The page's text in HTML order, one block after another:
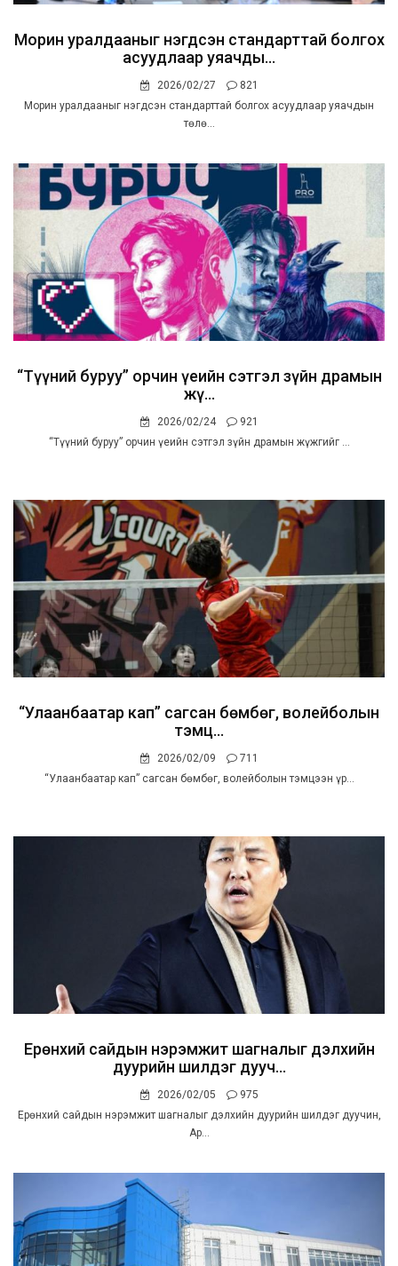
Морин уралдааныг нэгдсэн стандарттай болгох
асуудлаар уяачды...
2026/02/27
821
Морин уралдааныг нэгдсэн стандарттай болгох асуудлаар уяачдын
төлө...
“Түүний буруу” орчин үеийн сэтгэл зүйн драмын
жү...
2026/02/24
921
“Түүний буруу” орчин үеийн сэтгэл зүйн драмын жүжгийг ...
“Улаанбаатар кап” сагсан бөмбөг, волейболын
тэмц...
2026/02/09
711
“Улаанбаатар кап” сагсан бөмбөг, волейболын тэмцээн үр...
Ерөнхий сайдын нэрэмжит шагналыг дэлхийн
дуурийн шилдэг дууч...
2026/02/05
975
Ерөнхий сайдын нэрэмжит шагналыг дэлхийн дуурийн шилдэг дуучин,
Ар...